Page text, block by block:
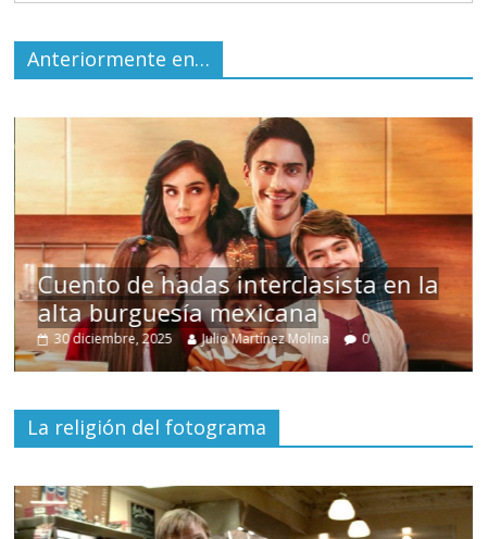
Anteriormente en…
Cuento de hadas interclasista en la
alta burguesía mexicana
30 diciembre, 2025 Julio Martínez Molina 0
La religión del fotograma